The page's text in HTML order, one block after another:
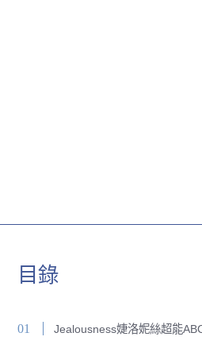
目錄
Jealousness婕洛妮絲超能